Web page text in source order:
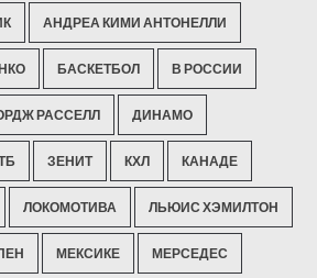
АНДРЕА КИМИ АНТОНЕЛЛИ
БАСКЕТБОЛ В РОССИИ
РАССЕЛЛ ДИНАМО
ЗЕНИТ КХЛ КАНАДЕ
ЛОКОМОТИВА ЛЬЮИС ХЭМИЛТОН
МЕКСИКЕ МЕРСЕДЕС